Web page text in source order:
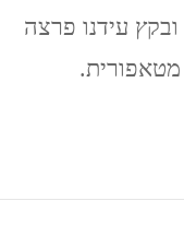
עידנו פרצה